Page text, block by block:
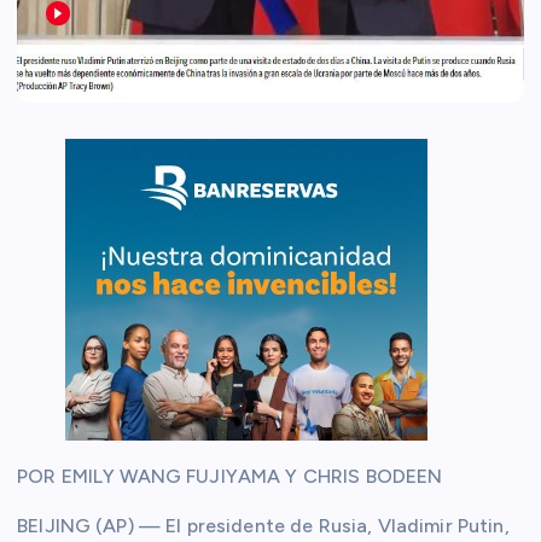
POR EMILY WANG FUJIYAMA Y CHRIS BODEEN
BEIJING (AP) — El presidente de Rusia, Vladimir Putin,